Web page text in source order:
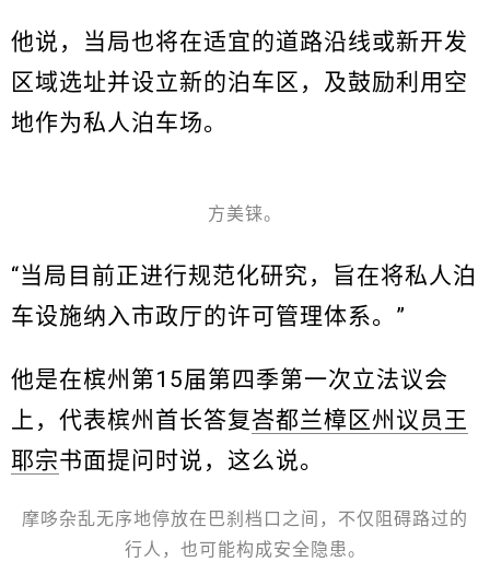
他说，当局也将在适宜的道路沿线或新开发
区域选址并设立新的泊车区，及鼓励利用空
地作为私人泊车场。
方美铼。
“当局目前正进行规范化研究，旨在将私人泊
车设施纳入市政厅的许可管理体系。”
他是在槟州第15届第四季第一次立法议会
上，代表槟州首长答复峇都兰樟区州议员王
耶宗书面提问时说，这么说。
摩哆杂乱无序地停放在巴刹档口之间，不仅阻碍路过的
行人，也可能构成安全隐患。